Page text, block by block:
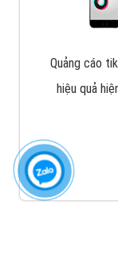
Vì sao
Hãy cùng